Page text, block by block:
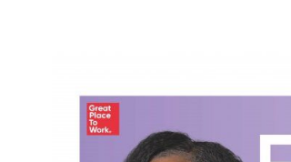
Best Workplaces For Women 2025
Best Workplaces Europe 2025